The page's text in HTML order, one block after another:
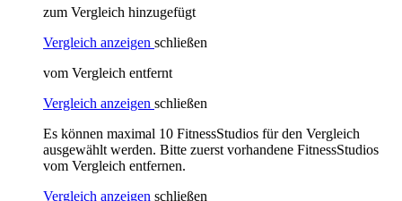
zum Vergleich hinzugefügt
Vergleich anzeigen schließen
vom Vergleich entfernt
Vergleich anzeigen schließen
Es können maximal 10 FitnessStudios für den Vergleich
ausgewählt werden. Bitte zuerst vorhandene FitnessStudios
vom Vergleich entfernen.
Vergleich anzeigen schließen